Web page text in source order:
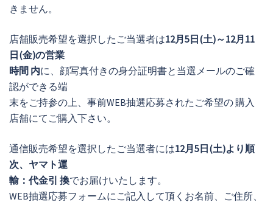
きません。
店舗販売希望を選択したご当選者は12月5日(土)～12月11
日(金)の営業
時間 内に、顔写真付きの身分証明書と当選メールのご確
認ができる端
末をご持参の上、事前WEB抽選応募されたご希望の 購入
店舗にてご購入下さい。
通信販売希望を選択したご当選者には12月5日(土)より順
次、ヤマト運
輸：代金引 換でお届けいたします。
WEB抽選応募フォームにご記入して頂くお名前、ご住所、